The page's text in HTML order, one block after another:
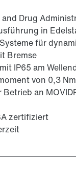
and Drug
in
für
Bremse
IP65 am
von 0,3
an
zertifiziert